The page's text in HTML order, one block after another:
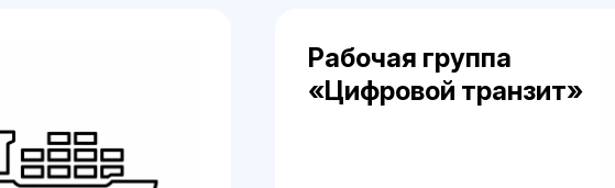
Рабочая группа
«Цифровой транзит»